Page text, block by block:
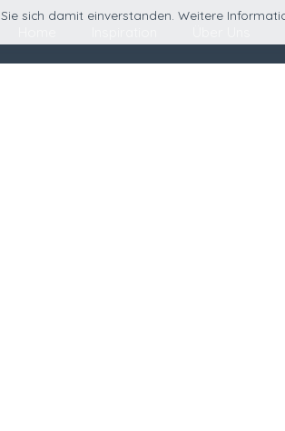
sich damit einverstanden. Weitere